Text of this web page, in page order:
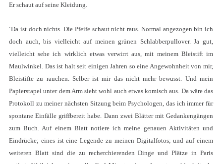
Er schaut auf seine Kleidung.
´Da ist doch nichts. Die Pfeife schaut nicht raus. Normal angezogen bin ich
doch auch, bis vielleicht auf meinen grünen Schlabberpullover. Ja gut,
vielleicht sehe ich wirklich etwas verwirrt aus, mit meinem Bleistift im
Maulwinkel. Das ist halt seit einigen Jahren so eine Angewohnheit von mir,
Bleistifte zu rauchen. Selber ist mir das nicht mehr bewusst. Und mein
Papierstapel unter dem Arm sieht wohl auch etwas komisch aus. Da wäre das
Protokoll zu meiner nächsten Sitzung beim Psychologen, das ich immer für
spontane Einfälle griffbereit habe. Dann zwei Blätter mit Gedankengängen
zum Buch. Auf einem Blatt notiere ich meine genauen Aktivitäten und
Eindrücke; eines ist eine Legende zu meinen Digitalfotos; und auf einem
weiteren Blatt sind die zu recherchierenden Dinge und Plätze in Paris